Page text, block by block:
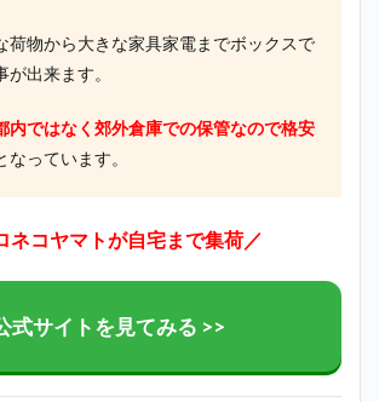
荷物から大きな家具家電までボックスで
が出来ます。
内ではなく郊外倉庫での保管なので格安
なっています。
ネコヤマトが自宅まで集荷／
式サイトを見てみる >>